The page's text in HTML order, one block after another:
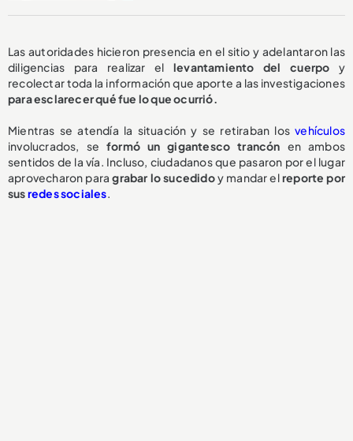
Las autoridades hicieron presencia en el sitio y adelantaron las
diligencias para realizar el levantamiento del cuerpo y
recolectar toda la información que aporte a las investigaciones
para esclarecer qué fue lo que ocurrió.
Mientras se atendía la situación y se retiraban losvehículos
involucrados, se formó un gigantesco trancón en ambos
sentidos de la vía. Incluso, ciudadanos que pasaron por el lugar
aprovecharon paragrabar lo sucedidoy mandar elreporte por
susredes sociales.